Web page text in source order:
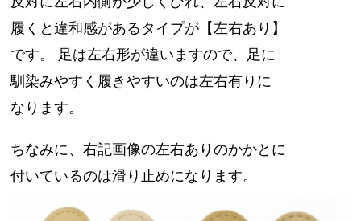
履くと違和感があるタイプが【左右あり】
です。 足は左右形が違いますので、足に
馴染みやすく履きやすいのは左右有りに
なります。
ちなみに、右記画像の左右ありのかかとに
付いているのは滑り止めになります。